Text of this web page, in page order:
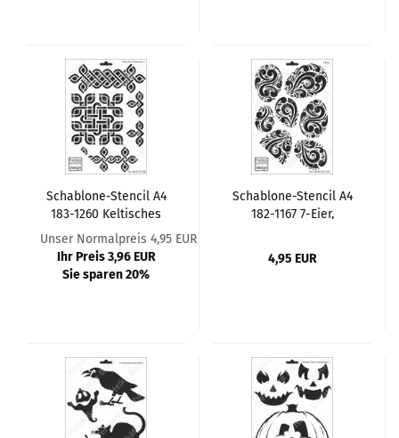
Schablone-Stencil A4
183-1260 Keltisches
Ornament
Unser Normalpreis 4,95 EUR
Ihr Preis 3,96 EUR
Sie sparen 20%
Schablone-Stencil A4
182-1167 7-Eier,
4,95 EUR